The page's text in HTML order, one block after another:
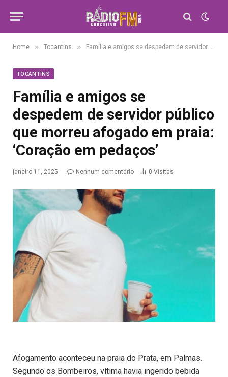
Home » Tocantins » Família e amigos se despedem de servidor público que morreu afogado em praia: ‘Coração em pedaços’
TOCANTINS
Família e amigos se
despedem de servidor público
que morreu afogado em praia:
‘Coração em pedaços’
janeiro 11, 2025 Nenhum comentário 0 Visitas
Afogamento aconteceu na praia do Prata, em Palmas.
Segundo os Bombeiros, vítima havia ingerido bebida